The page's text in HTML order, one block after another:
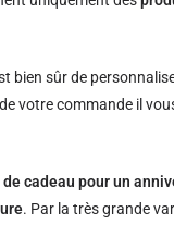
bien sûr de
votre commande il
de cadeau pour un
. Par la très grande